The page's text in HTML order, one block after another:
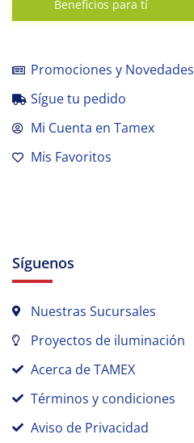
Beneficios para tí
Promociones y Novedades
Sígue tu pedido
Mi Cuenta en Tamex
Mis Favoritos
Síguenos
Nuestras Sucursales
Proyectos de iluminación
Acerca de TAMEX
Términos y condiciones
Aviso de Privacidad